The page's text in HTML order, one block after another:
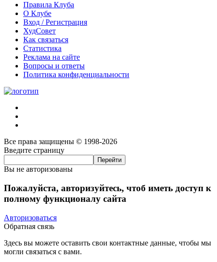
Правила Клуба
О Клубе
Вход / Регистрация
ХудСовет
Как связаться
Статистика
Реклама на сайте
Вопросы и ответы
Политика конфиденциальности
Все права защищены © 1998-2026
Введите страницу
Вы не авторизованы
Пожалуйста, авторизуйтесь, чтоб иметь доступ к
полному функционалу сайта
Авторизоваться
Обратная связь
Здесь вы можете оставить свои контактные данные, чтобы мы
могли связаться с вами.